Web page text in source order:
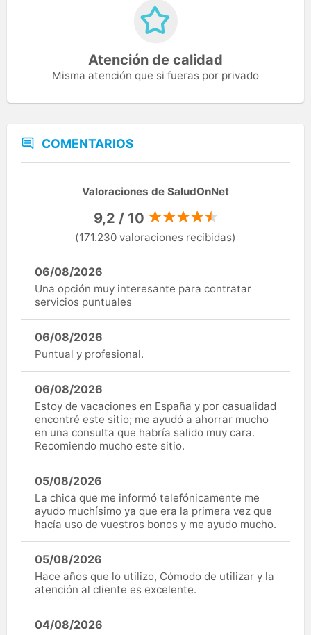
Atención de calidad
Misma atención que si fueras por privado
COMENTARIOS
Valoraciones de SaludOnNet
9,2 / 10
(171.230 valoraciones recibidas)
06/08/2026
Una opción muy interesante para contratar
servicios puntuales
06/08/2026
Puntual y profesional.
06/08/2026
Estoy de vacaciones en España y por casualidad
encontré este sitio; me ayudó a ahorrar mucho
en una consulta que habría salido muy cara.
Recomiendo mucho este sitio.
05/08/2026
La chica que me informó telefónicamente me
ayudo muchísimo ya que era la primera vez que
hacía uso de vuestros bonos y me ayudo mucho.
05/08/2026
Hace años que lo utilizo, Cómodo de utilizar y la
atención al cliente es excelente.
04/08/2026